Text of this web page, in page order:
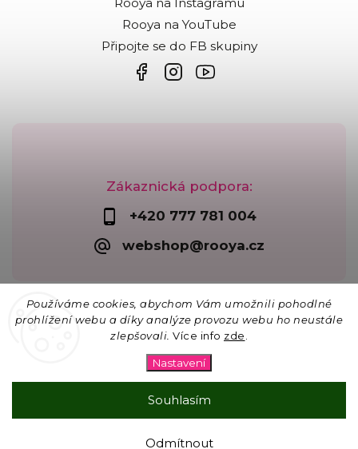
Používáme cookies, abychom Vám umožnili pohodlné
prohlížení webu a díky analýze provozu webu ho neustále
zlepšovali. Více info zde
Nastavení
Odmítnout
Souhlasím
☀ 15% SLEVA na vše na lapače slunce s kódem
Zákaznická podpora:
+420 777 781 004
webshop@rooya.cz
Rooya na YouTube
Připojte se do FB skupiny
vyhrazena.
Upravit nastavení cookies
Shoptet | Design